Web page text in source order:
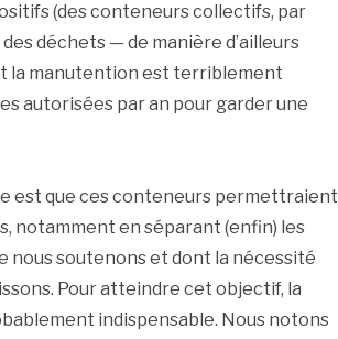
(des conteneurs collectifs, par
déchets — de manière d’ailleurs
la manutention est terriblement
autorisées par an pour garder une
est que ces conteneurs permettraient
notamment en séparant (enfin) les
nous soutenons et dont la nécessité
Pour atteindre cet objectif, la
indispensable. Nous notons